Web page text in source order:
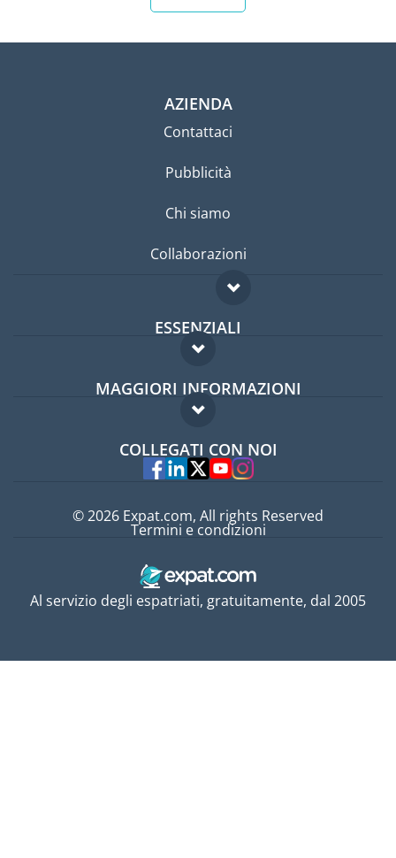
AZIENDA
Contattaci
Pubblicità
Chi siamo
Collaborazioni
ESSENZIALI
Forum per expat
Guida per expat
MAGGIORI INFORMAZIONI
Domande frequenti
Esperti
COLLEGATI CON NOI
Al servizio degli espatriati, gratuitamente, dal 2005
© 2026 Expat.com, All rights Reserved
Termini e condizioni